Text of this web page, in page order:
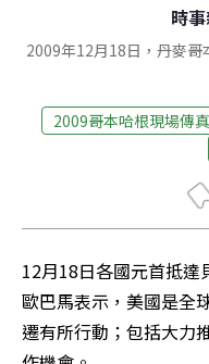
時
2009年12月18日，丹麥
2009哥本哈根現場傳真
12月18日各國元首抵
歐巴馬表示，美國是全
遷有所行動；包括大力